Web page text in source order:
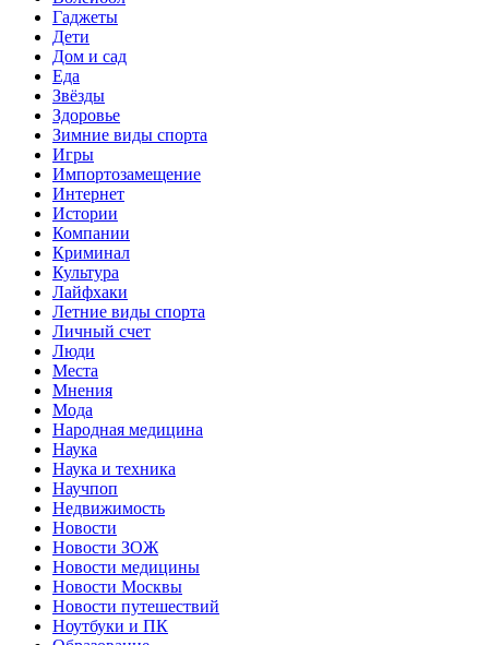
Гаджеты
Дети
Дом и сад
Еда
Звёзды
Здоровье
Зимние виды спорта
Игры
Импортозамещение
Интернет
Истории
Компании
Криминал
Культура
Лайфхаки
Летние виды спорта
Личный счет
Люди
Места
Мнения
Мода
Народная медицина
Наука
Наука и техника
Научпоп
Недвижимость
Новости
Новости ЗОЖ
Новости медицины
Новости Москвы
Новости путешествий
Ноутбуки и ПК